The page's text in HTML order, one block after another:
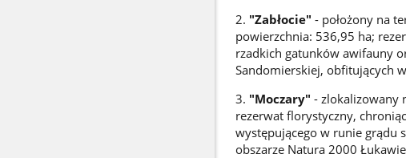
2. "Zabłocie" - położony na
powierzchnia: 536,95 ha;
rzadkich gatunków awifauny
Sandomierskiej, obfitujących
3. "Moczary" - zlokalizowany
rezerwat florystyczny,
występującego w runie grądu
obszarze Natura 2000